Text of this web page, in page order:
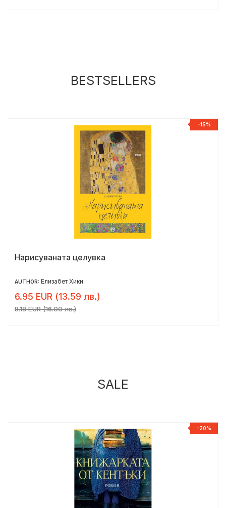
BESTSELLERS
-15%
Нарисуваната целувка
AUTHOR: Елизабет Хики
6.95 EUR (13.59 лв.)
8.18 EUR (16.00 лв.)
SALE
-20%